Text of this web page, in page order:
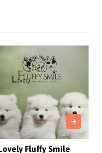
dobrej jakości
poprawiające
wagę psa i proporcje
tłuszczowej, której
futrem pupila.